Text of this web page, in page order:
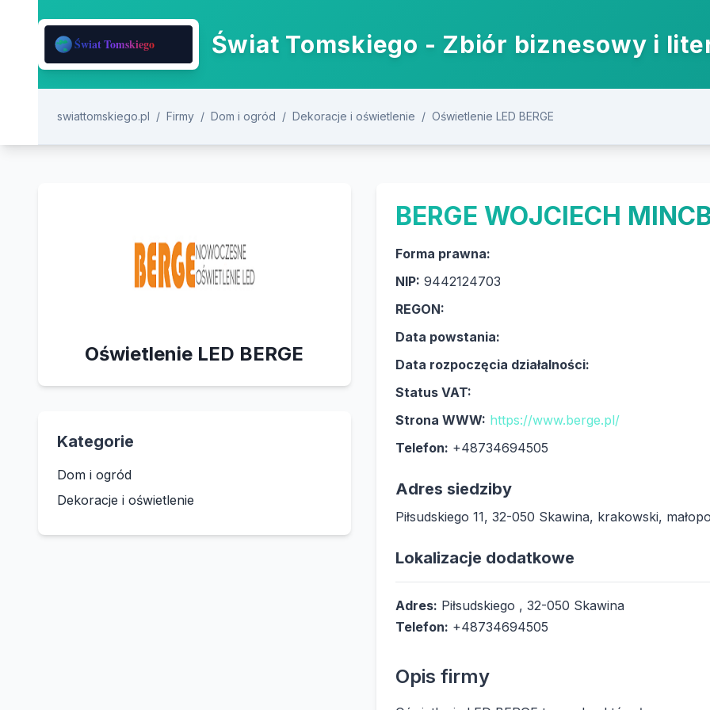
Świat Tomskiego - Zbiór biznesowy i
swiattomskiego.pl / Firmy / Dom i ogród / Dekoracje i oświetlenie / Oświetlenie LED BERGE
Oświetlenie LED BERGE
Kategorie
Dom i ogród
Dekoracje i oświetlenie
BERGE WOJCIECH
Forma prawna:
NIP: 9442124703
REGON:
Data powstania:
Data rozpoczęcia działalności:
Status VAT:
Strona WWW: https://www.berge.pl/
Telefon: +48734694505
Adres siedziby
Piłsudskiego 11, 32-050 Skawina, krakowski,
Lokalizacje dodatkowe
Adres: Piłsudskiego , 32-050 Skawina
Telefon: +48734694505
Opis firmy